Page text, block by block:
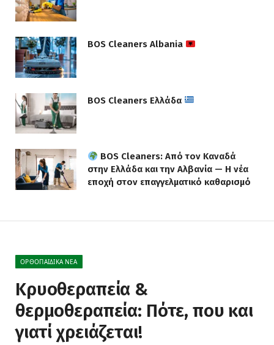
BOS Cleaners Albania
BOS Cleaners Ελλάδα
BOS Cleaners: Από τον Καναδά
στην Ελλάδα και την Αλβανία — Η νέα
εποχή στον επαγγελματικό καθαρισμό
ΟΡΘΟΠΑΙΔΙΚΆ ΝΈΑ
Κρυοθεραπεία &
θερμοθεραπεία: Πότε, που και
γιατί χρειάζεται!